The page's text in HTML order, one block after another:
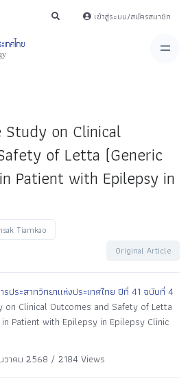
เข้าสู่ระบบ/สมัครสมาชิก
on Clinical
of Letta (Generic
Patient with Epilepsy in
Tiamkao
Original Article
รประสาทวิทยาแห่งประเทศไทย ปีที่ 41 ฉบับที่ 4
Clinical Outcomes and Safety of Letta
Patient with Epilepsy in Epilepsy Clinic
าคม 2568 / 2184 Views